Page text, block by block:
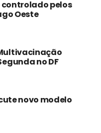
controlado pelos
Oeste
no DF
novo modelo